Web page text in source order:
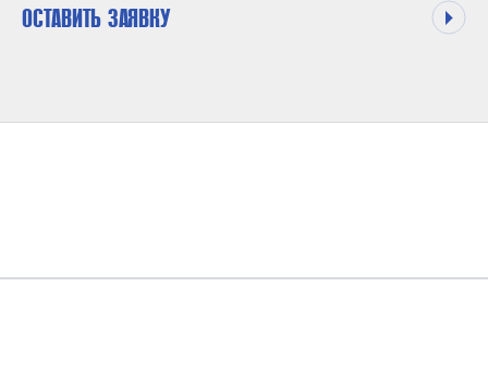
ОСТАВИТЬ ЗАЯВКУ